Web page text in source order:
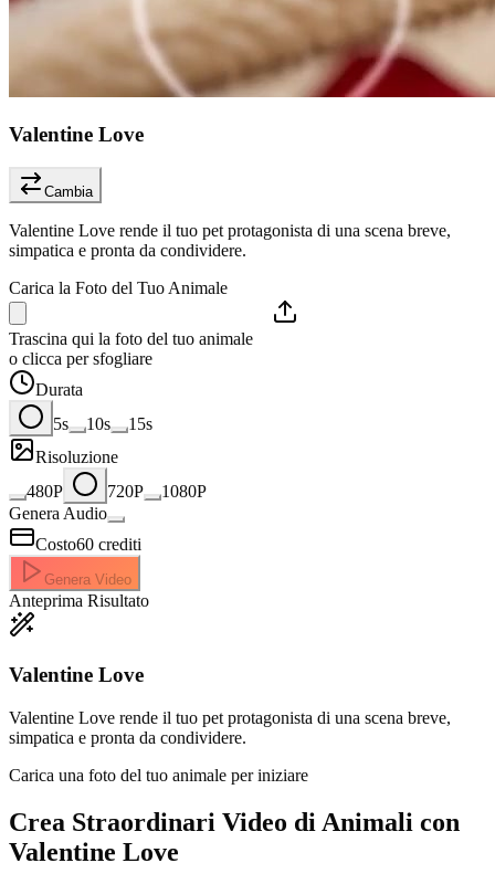
Valentine Love
Cambia
Valentine Love rende il tuo pet protagonista di una scena breve,
simpatica e pronta da condividere.
Carica la Foto del Tuo Animale
Trascina qui la foto del tuo animale
o clicca per sfogliare
Durata
5s
10s
15s
Risoluzione
480P
720P
1080P
Genera Audio
Costo60 crediti
Genera Video
Anteprima Risultato
Valentine Love
Valentine Love rende il tuo pet protagonista di una scena breve,
simpatica e pronta da condividere.
Carica una foto del tuo animale per iniziare
Crea Straordinari Video di Animali con
Valentine Love